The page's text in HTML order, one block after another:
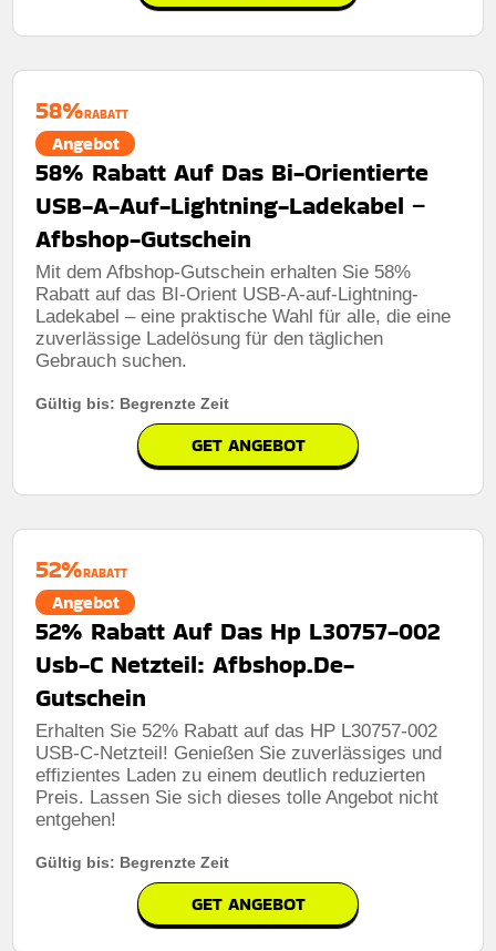
58%RABATT
Angebot
58% Rabatt Auf Das Bi-Orientierte
USB-A-Auf-Lightning-Ladekabel –
Afbshop-Gutschein
Mit dem Afbshop-Gutschein erhalten Sie 58%
Rabatt auf das BI-Orient USB-A-auf-Lightning-
Ladekabel – eine praktische Wahl für alle, die eine
zuverlässige Ladelösung für den täglichen
Gebrauch suchen.
Gültig bis: Begrenzte Zeit
GET ANGEBOT
52%RABATT
Angebot
52% Rabatt Auf Das Hp L30757-002
Usb-C Netzteil: Afbshop.De-
Gutschein
Erhalten Sie 52% Rabatt auf das HP L30757-002
USB-C-Netzteil! Genießen Sie zuverlässiges und
effizientes Laden zu einem deutlich reduzierten
Preis. Lassen Sie sich dieses tolle Angebot nicht
entgehen!
Gültig bis: Begrenzte Zeit
GET ANGEBOT